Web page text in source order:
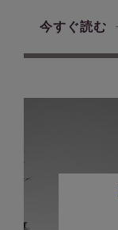
今すぐ読む